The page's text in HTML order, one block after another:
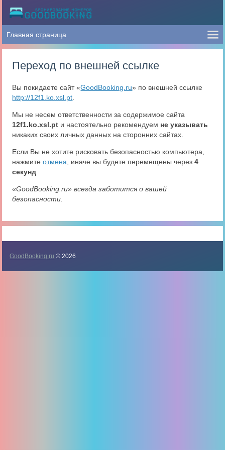
Переход по внешней ссылке
Вы покидаете сайт «GoodBooking.ru» по внешней ссылке
http://12f1.ko.xsl.pt
Мы не несем ответственности за содержимое сайта
12f1.ko.xsl.pt и настоятельно рекомендуем не указывать
никаких своих личных данных на сторонних сайтах.
Если Вы не хотите рисковать безопасностью компьютера,
нажмитеотмена , иначе вы будете перемещены через4
секунд
«GoodBooking.ru» всегда заботится о вашей
безопасности.
GoodBooking.ru © 2026